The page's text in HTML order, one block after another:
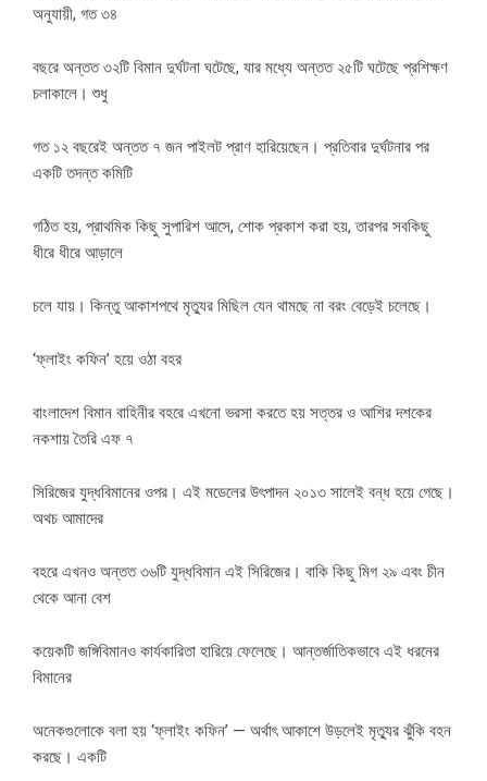
অনুযায়ী, গত ৩৪
বছরে অন্তত ৩২টি বিমান দুর্ঘটনা ঘটেছে, যার মধ্যে অন্তত ২৫টি ঘটেছে প্রশিক্ষণ
চলাকালে। শুধু
গত ১২ বছরেই অন্তত ৭ জন পাইলট প্রাণ হারিয়েছেন। প্রতিবার দুর্ঘটনার পর
একটি তদন্ত কমিটি
গঠিত হয়, প্রাথমিক কিছু সুপারিশ আসে, শোক প্রকাশ করা হয়, তারপর সবকিছু
ধীরে ধীরে আড়ালে
চলে যায়। কিন্তু আকাশপথে মৃত্যুর মিছিল যেন থামছে না বরং বেড়েই চলেছে।
‘ফ্লাইং কফিন’ হয়ে ওঠা বহর
বাংলাদেশ বিমান বাহিনীর বহরে এখনো ভরসা করতে হয় সত্তর ও আশির দশকের
নকশায় তৈরি এফ ৭
সিরিজের যুদ্ধবিমানের ওপর। এই মডেলের উৎপাদন ২০১৩ সালেই বন্ধ হয়ে গেছে।
অথচ আমাদের
বহরে এখনও অন্তত ৩৬টি যুদ্ধবিমান এই সিরিজের। বাকি কিছু মিগ ২৯ এবং চীন
থেকে আনা বেশ
কয়েকটি জঙ্গিবিমানও কার্যকারিতা হারিয়ে ফেলেছে। আন্তর্জাতিকভাবে এই ধরনের
বিমানের
অনেকগুলোকে বলা হয় ‘ফ্লাইং কফিন’ — অর্থাৎ আকাশে উড়লেই মৃত্যুর ঝুঁকি বহন
করছে। একটি